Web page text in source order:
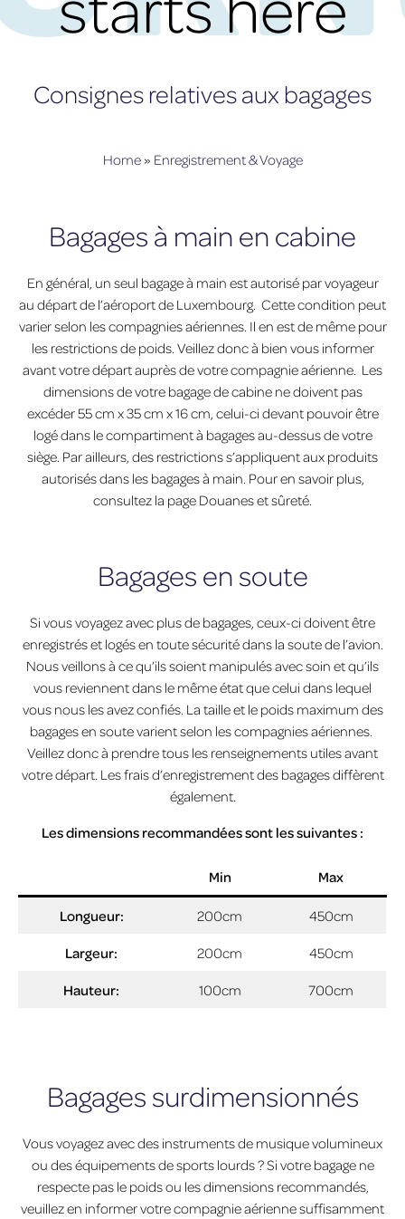
Consignes relatives aux bagages
Home» Enregistrement & Voyage
Bagages à main en cabine
En général, un seul bagage à main est autorisé par voyageur
au départ de l’aéroport de Luxembourg. Cette condition peut
varier selon les compagnies aériennes. Il en est de même pour
les restrictions de poids. Veillez donc à bien vous informer
avant votre départ auprès de votre compagnie aérienne. Les
dimensions de votre bagage de cabine ne doivent pas
excéder 55 cm x 35 cm x 16 cm, celui-ci devant pouvoir être
logé dans le compartiment à bagages au-dessus de votre
siège. Par ailleurs, des restrictions s’appliquent aux produits
autorisés dans les bagages à main. Pour en savoir plus,
consultez la page Douanes et sûreté.
Bagages en soute
Si vous voyagez avec plus de bagages, ceux-ci doivent être
enregistrés et logés en toute sécurité dans la soute de l’avion.
Nous veillons à ce qu’ils soient manipulés avec soin et qu’ils
vous reviennent dans le même état que celui dans lequel
vous nous les avez confiés. La taille et le poids maximum des
bagages en soute varient selon les compagnies aériennes.
Veillez donc à prendre tous les renseignements utiles avant
votre départ. Les frais d’enregistrement des bagages diffèrent
également.
Les dimensions recommandées sont les suivantes :
Min Max
Longueur: 200cm 450cm
Largeur: 200cm 450cm
Hauteur: 100cm 700cm
Bagages surdimensionnés
Vous voyagez avec des instruments de musique volumineux
ou des équipements de sports lourds ? Si votre bagage ne
respecte pas le poids ou les dimensions recommandés,
veuillez en informer votre compagnie aérienne suffisamment